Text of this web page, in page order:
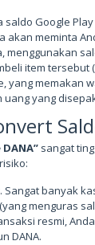
saldo Google
akan meminta
menggunakan
item tersebut
yang memakan
yang
sangat
Sangat banyak
menguras
resmi,
DANA.